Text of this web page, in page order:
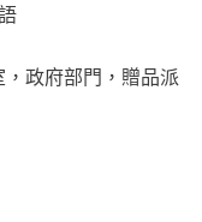
政府部門，贈品派